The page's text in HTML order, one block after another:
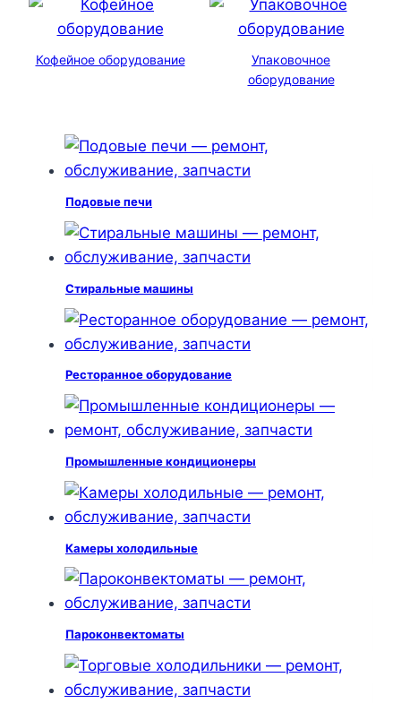
Кофейное оборудование
Упаковочное
оборудование
Подовые печи
Стиральные машины
Ресторанное оборудование
Промышленные кондиционеры
Камеры холодильные
Пароконвектоматы